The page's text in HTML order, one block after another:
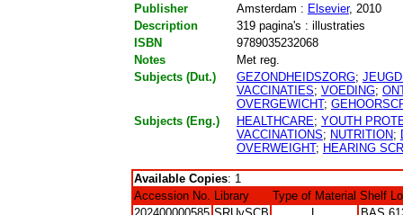
Publisher
Amsterdam : Elsevier, 2010
Description
319 pagina's : illustraties
ISBN
9789035232068
Notes
Met reg.
Subjects (Dut.)
GEZONDHEIDSZORG;
VACCINATIES; VOEDING;
OVERGEWICHT;
Subjects (Eng.)
HEALTHCARE; YOUTH
VACCINATIONS; NUTRITION;
OVERWEIGHT; HEARING
Available Copies: 1
Accession No. Library Type of Material Shelf